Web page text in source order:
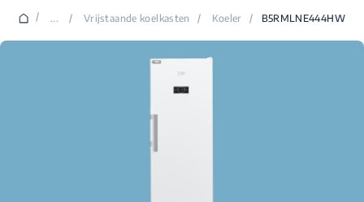
/ ... / Vrijstaande koelkasten / Koeler / B5RMLNE444HW